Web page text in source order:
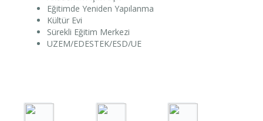
Eğitimde Yeniden Yapılanma
Kültür Evi
Sürekli Eğitim Merkezi
UZEM/EDESTEK/ESD/UE